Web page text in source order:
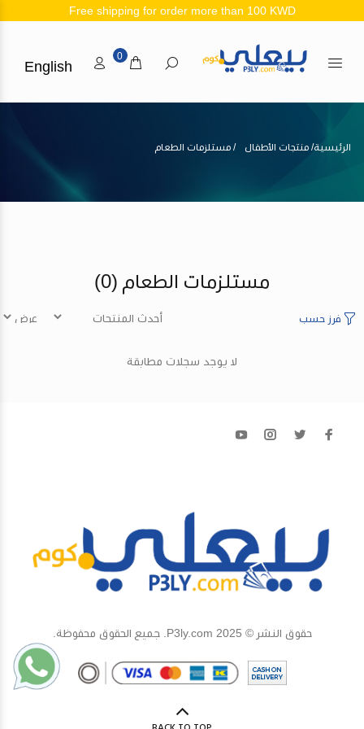
Free shipping for order more than 100 KWD
0
English
الرئيسية منتجات الأطفال مستلزمات الطعام
مستلزمات الطعام (0)
فرز حسب
لا يوجد سجلات مطابقة
حقوق النشر © 2025 P3ly.com. جميع الحقوق محفوظة.